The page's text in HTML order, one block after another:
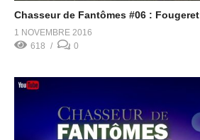
Chasseur de Fantômes #06 : Fougeret
1 NOVEMBRE 2016
618
0